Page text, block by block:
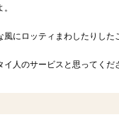
風にロッティまわしたりした
イ人のサービスと思ってくだ